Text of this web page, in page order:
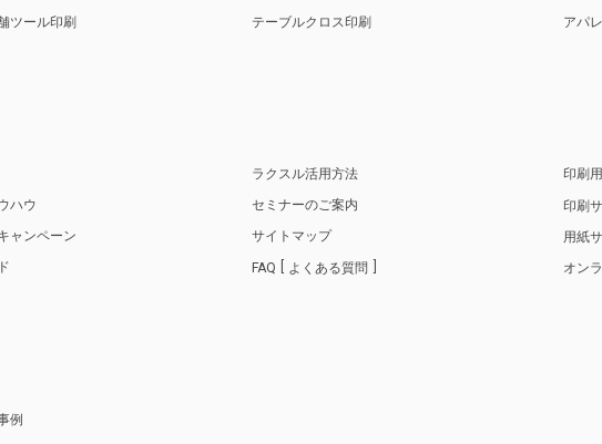
ツール印刷
テーブルクロス印刷
アパ
ハウ
ャンペーン
ラクスル活用方法
セミナーのご案内
サイトマップ
FAQ よくある質問
印刷
印刷
用紙
オン
例